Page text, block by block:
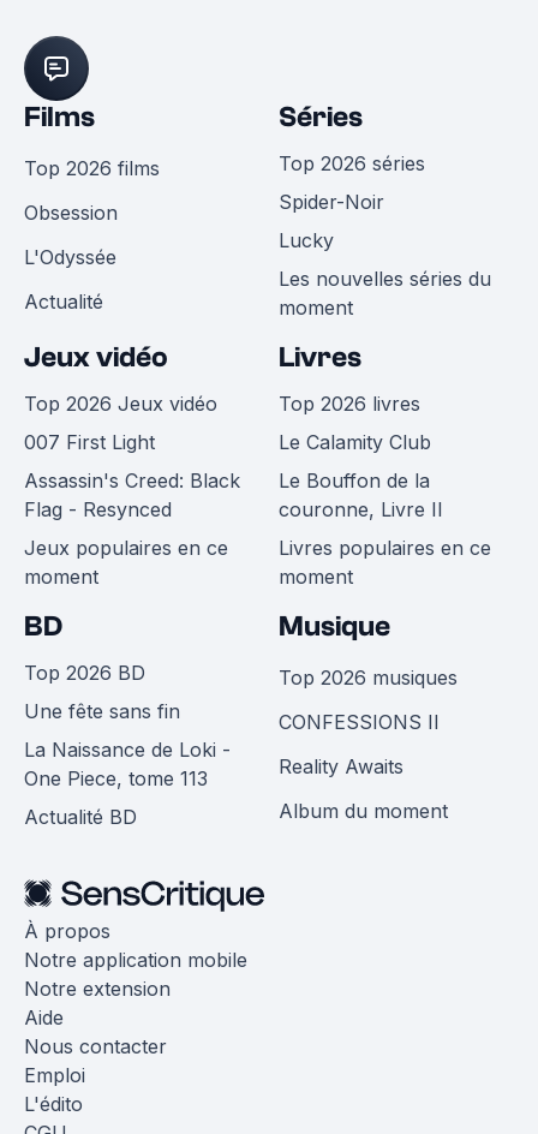
Films
Top 2026 films
Obsession
L'Odyssée
Actualité
Séries
Top 2026 séries
Spider-Noir
Lucky
Les nouvelles séries du
moment
Jeux vidéo
Top 2026 Jeux vidéo
007 First Light
Assassin's Creed: Black
Flag - Resynced
Jeux populaires en ce
moment
Livres
Top 2026 livres
Le Calamity Club
Le Bouffon de la
couronne, Livre II
Livres populaires en ce
moment
BD
Top 2026 BD
Une fête sans fin
La Naissance de Loki -
One Piece, tome 113
Actualité BD
Musique
Top 2026 musiques
CONFESSIONS II
Reality Awaits
Album du moment
À propos
Notre application mobile
Notre extension
Aide
Nous contacter
Emploi
L'édito